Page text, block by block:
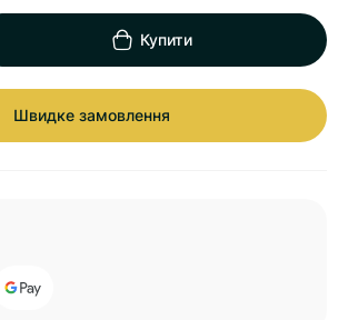
Купити
Швидке замовлення